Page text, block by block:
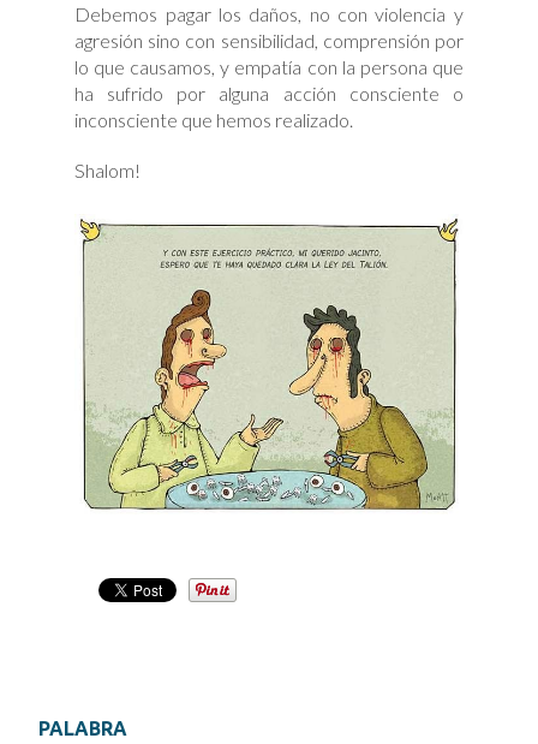
Debemos pagar los daños, no con violencia y
agresión sino con sensibilidad, comprensión por
lo que causamos, y empatía con la persona que
ha sufrido por alguna acción consciente o
inconsciente que hemos realizado.
Shalom!
PALABRA